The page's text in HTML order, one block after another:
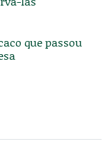
que passou